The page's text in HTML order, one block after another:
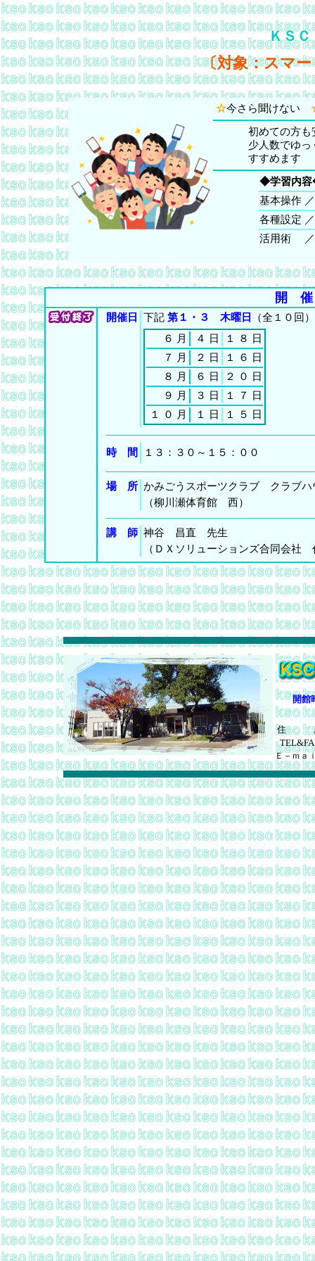
ＫＳＣ
〔対象：スマ
☆今さら聞けない
初めての方も
少人数でゆっ
すすめます
◆学習内
基本操作 ／
各種設定 ／
活用術
／
開
開催日 下記 第１・３ 木曜日
（全１０回）
６
月 ４ 日 １ ８
日
７
月 ２ 日 １ ６
日
８
月 ６ 日 ２ ０
日
９
月 ３ 日 １ ７
日
１
０ 月 １ 日 １ ５ 日
時 間 １３：３０～１５：００
場 所 かみごうスポーツクラブ クラブハ
（柳川瀬体育館 西）
講 師 神谷 昌直 先生
（ＤＸソリューションズ合同会社
開
住
Ｅ－ｍａ